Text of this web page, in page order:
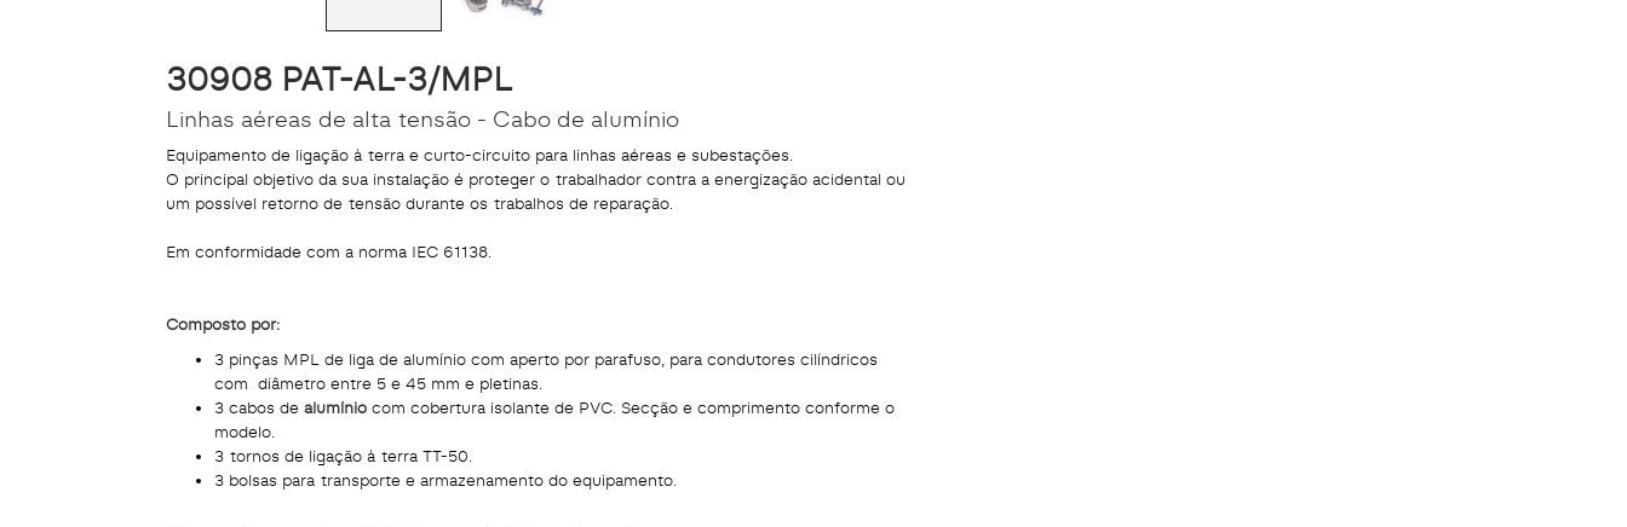
30908 PAT-AL-3/MPL
Linhas aéreas de alta tensão - Cabo de alumínio
Equipamento de ligação à terra e curto-circuito para linhas aéreas e subestações.
O principal objetivo da sua instalação é proteger o trabalhador contra a energização acidental ou
um possível retorno de tensão durante os trabalhos de reparação.
Em conformidade com a norma IEC 61138.
Composto por:
3 pinças MPL de liga de alumínio com aperto por parafuso, para condutores cilíndricos
com diâmetro entre 5 e 45 mm e pletinas.
3 cabos de alumínio com cobertura isolante de PVC. Secção e comprimento conforme o
modelo.
3 tornos de ligação à terra TT-50.
3 bolsas para transporte e armazenamento do equipamento.